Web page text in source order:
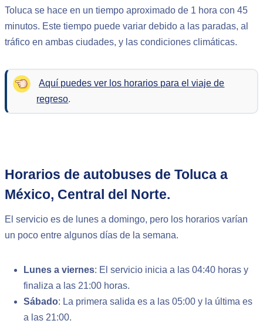
Toluca se hace en un tiempo aproximado de 1 hora con 45
minutos. Este tiempo puede variar debido a las paradas, al
tráfico en ambas ciudades, y las condiciones climáticas.
Aquí puedes ver los horarios para el viaje de
regreso.
Horarios de autobuses de Toluca a
México, Central del Norte.
El servicio es de lunes a domingo, pero los horarios varían
un poco entre algunos días de la semana.
Lunes a viernes: El servicio inicia a las 04:40 horas y
finaliza a las 21:00 horas.
Sábado: La primera salida es a las 05:00 y la última es
a las 21:00.